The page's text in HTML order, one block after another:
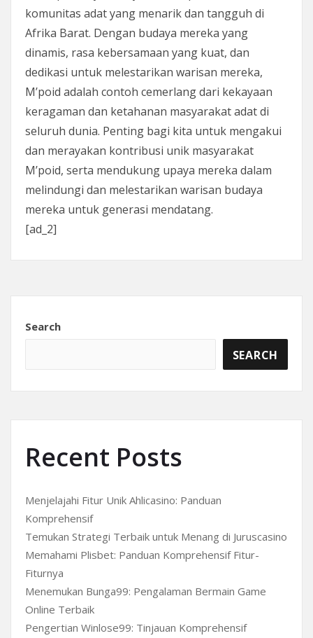
komunitas adat yang menarik dan tangguh di
Afrika Barat. Dengan budaya mereka yang
dinamis, rasa kebersamaan yang kuat, dan
dedikasi untuk melestarikan warisan mereka,
M’poid adalah contoh cemerlang dari kekayaan
keragaman dan ketahanan masyarakat adat di
seluruh dunia. Penting bagi kita untuk mengakui
dan merayakan kontribusi unik masyarakat
M’poid, serta mendukung upaya mereka dalam
melindungi dan melestarikan warisan budaya
mereka untuk generasi mendatang.
[ad_2]
Search
SEARCH
Recent Posts
Menjelajahi Fitur Unik Ahlicasino: Panduan
Komprehensif
Temukan Strategi Terbaik untuk Menang di Juruscasino
Memahami Plisbet: Panduan Komprehensif Fitur-
Fiturnya
Menemukan Bunga99: Pengalaman Bermain Game
Online Terbaik
Pengertian Winlose99: Tinjauan Komprehensif